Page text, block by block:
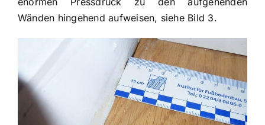
Wänden hingehend aufweisen, siehe Bild 3.